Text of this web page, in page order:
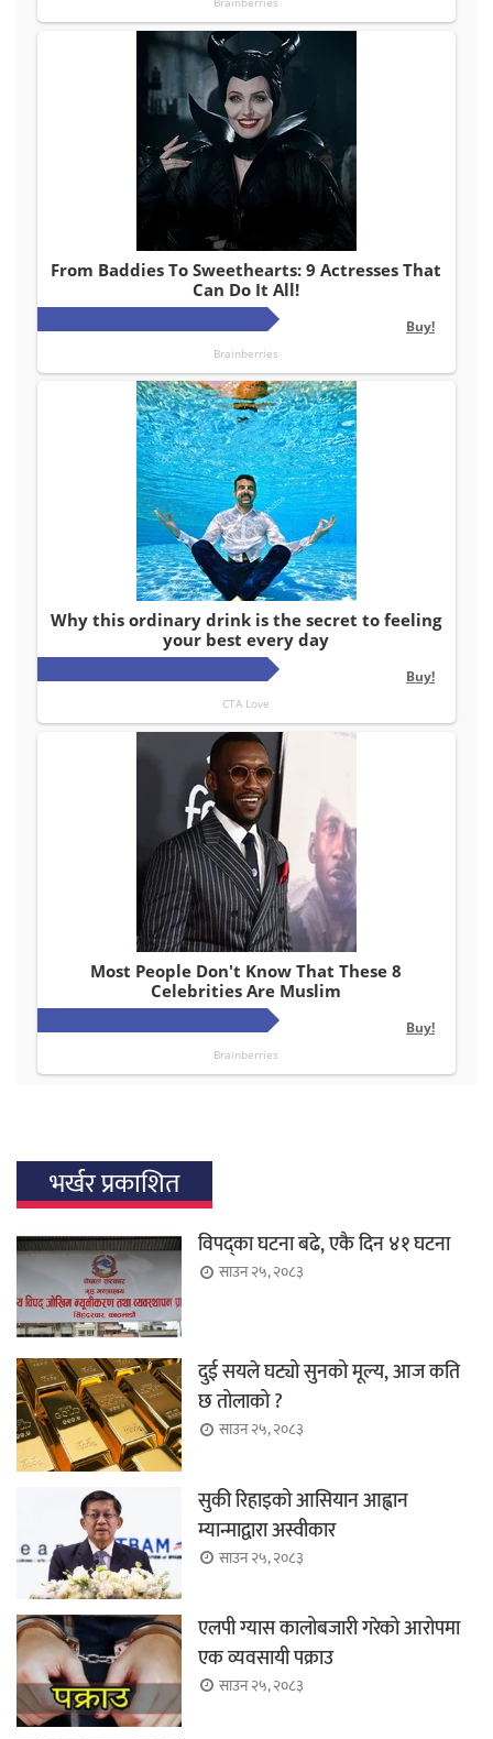
भर्खर प्रकाशित
विपद्का घटना बढे, एकै दिन ४१ घटना
साउन २५, २०८३
दुई सयले घट्यो सुनको मूल्य, आज कति
छ तोलाको ?
साउन २५, २०८३
सुकी रिहाइको आसियान आह्वान
म्यान्माद्वारा अस्वीकार
साउन २५, २०८३
एलपी ग्यास कालोबजारी गरेको आरोपमा
एक व्यवसायी पक्राउ
साउन २५, २०८३